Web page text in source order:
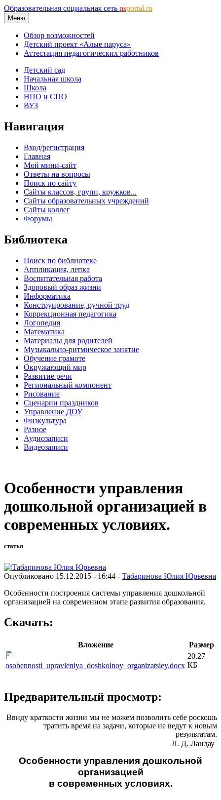
Образовательная социальная сеть nsportal.ru
Меню
Обзор возможностей
Детский проект «Алые паруса»
Аттестация педагогических работников
Детский сад
Начальная школа
Школа
НПО и СПО
ВУЗ
Навигация
Вход/регистрация
Главная
Мой мини-сайт
Ответы на вопросы
Поиск по сайту
Сайты классов, групп, кружков...
Сайты образовательных учреждений
Сайты коллег
Форумы
Библиотека
Поиск по библиотеке
Аппликация, лепка
Воспитательная работа
Здоровый образ жизни
Информатика
Конструирование, ручной труд
Коррекционная педагогика
Логопедия
Математика
Материалы для родителей
Музыкально-ритмическое занятие
Обучение грамоте
Окружающий мир
Развитие речи
Региональный компонент
Рисование
Сценарии праздников
Управление ДОУ
Физкультура
Разное
Аудиозаписи
Видеозаписи
Особенности управления
дошкольной организацией в
современных условиях.
статья
Опубликовано 15.12.2015 - 16:44 - Табаринова Юлия Юрьевна
Особенности построения системы управления дошкольной
организацией на современном этапе развития образования.
Скачать:
Вложение Размер
osobennosti_upravleniya_doshkolnoy_organizatsiey.docx
20.27
КБ
Предварительный просмотр:
Ввиду краткости жизни мы не можем позволить себе роскошь
тратить время на задачи, которые не ведут к новым
результатам.
Л. Д. Ландау
Особенности управления дошкольной
организацией
в современных условиях.